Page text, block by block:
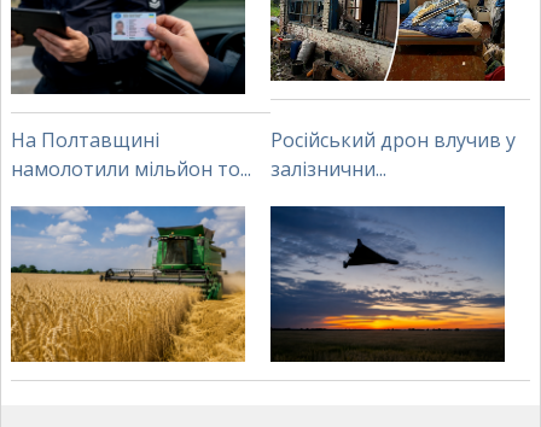
На Полтавщині
намолотили мільйон то...
Російський дрон влучив у
залізнични...